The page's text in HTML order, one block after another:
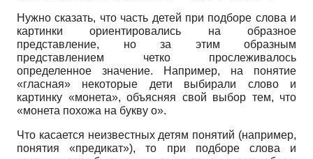
Нужно сказать, что часть детей при подборе слова и
картинки ориентировались на образное
представление, но за этим образным
представлением четко прослеживалось
определенное значение. Например, на понятие
«гласная» некоторые дети выбирали слово и
картинку «монета», объясняя свой выбор тем, что
«монета похожа на букву о».
Что касается неизвестных детям понятий (например,
понятия «предикат»), то при подборе слова и